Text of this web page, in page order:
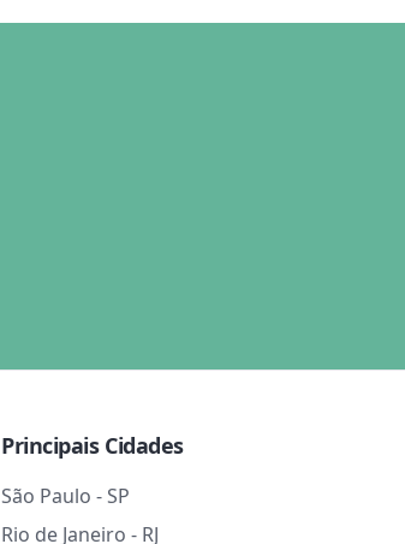
Principais Cidades
São Paulo - SP
Rio de Janeiro - RJ